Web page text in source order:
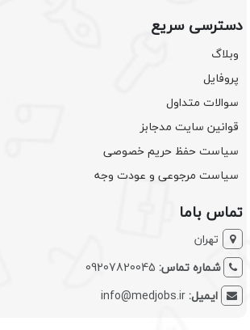
دسترسی سریع
وبلاگ
پروفایل
سوالات متداول
قوانین سایت مدجابز
سیاست حفظ حریم خصوصی
سیاست مرجوعی و عودت وجه
تماس باما
تهران
شماره تماس: 09207820045
ایمیل:info@medjobs.ir